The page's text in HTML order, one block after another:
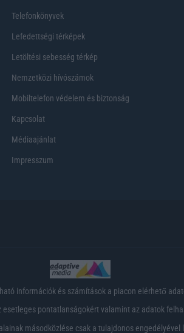
Telefonkönyvek
Lefedettségi térképek
Letöltési sebesség térkép
Nemzetközi hívószámok
Mobiltelefon védelem és biztonság
Kapcsolat
Médiaajánlat
Impresszum
információk és számítások a piacon elérhető
pontatlanságokért valamint az adatok
másodközlése csak a tulajdonos engedélyével